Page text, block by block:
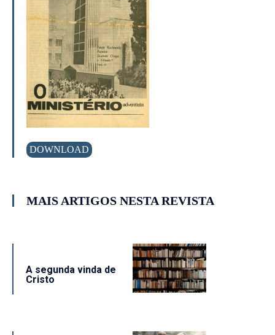
DOWNLOAD
MAIS ARTIGOS NESTA REVISTA
A segunda vinda de
Cristo